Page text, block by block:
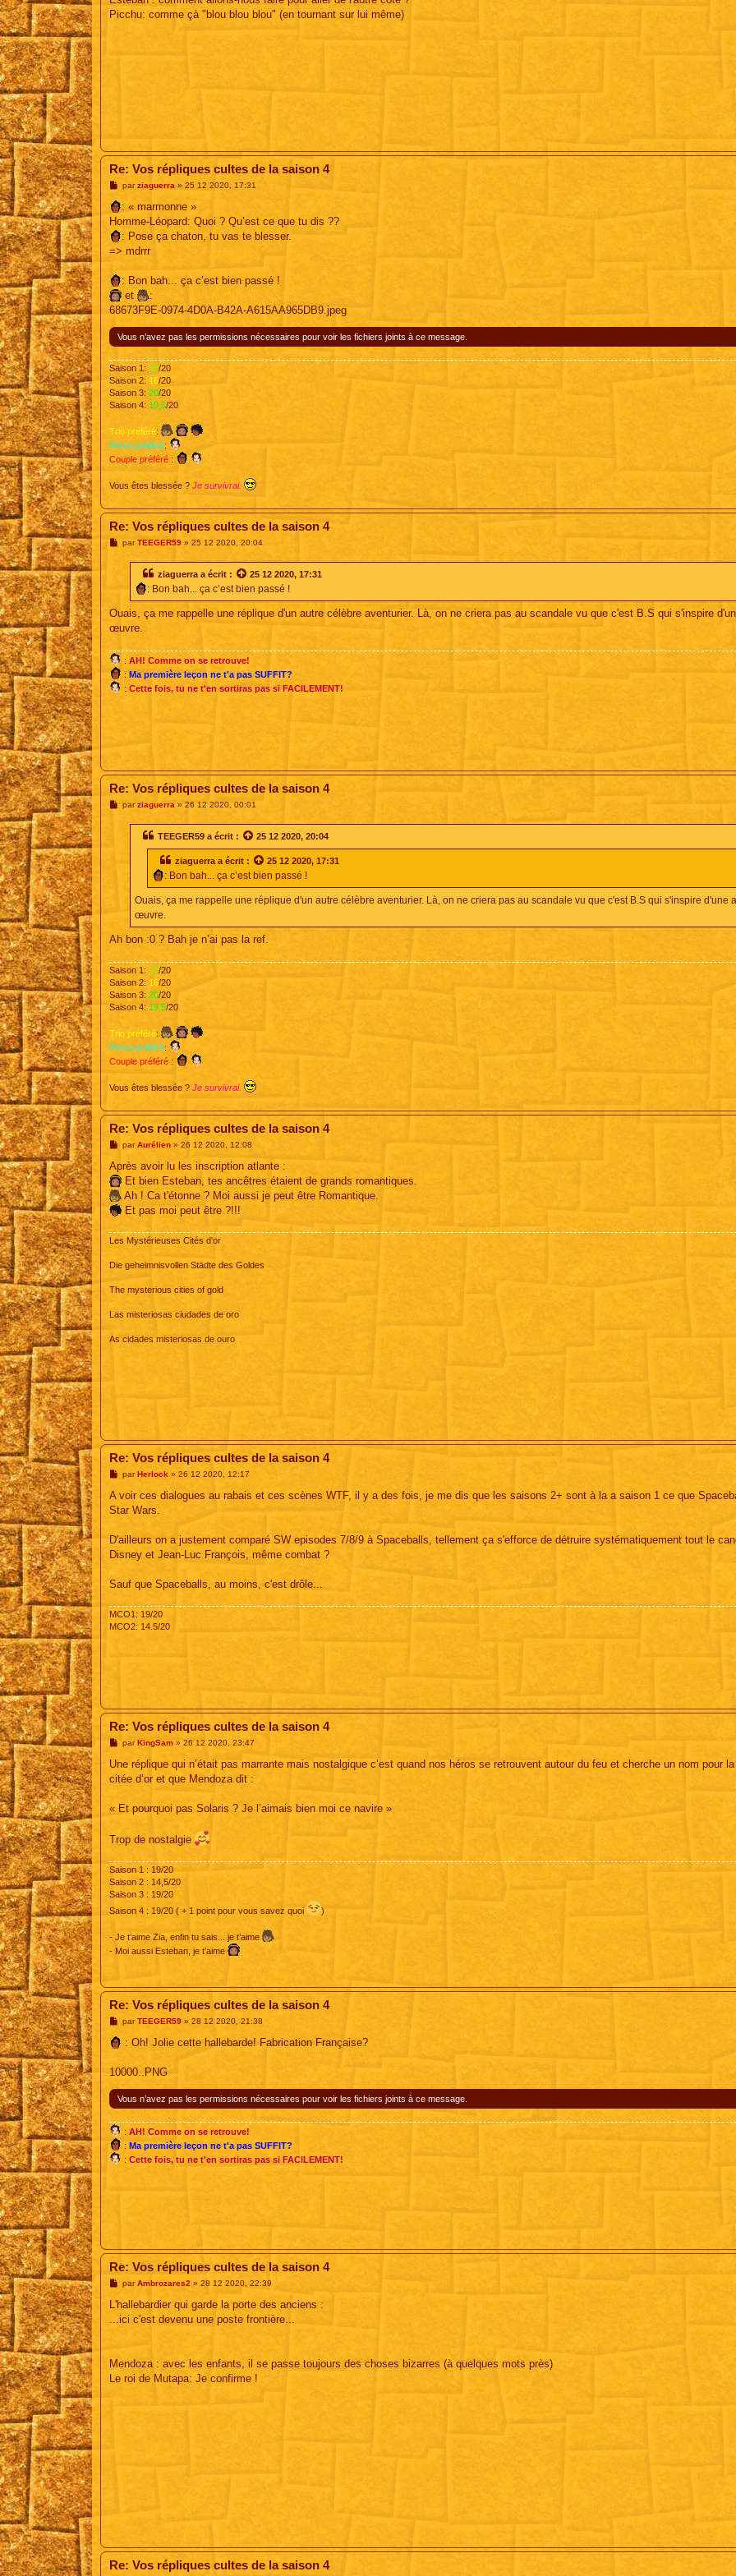
Picchu: comme çà "blou blou blou" (en tournant sur lui même)
Re: Vos répliques cultes de la saison 4
M
s
s
a
g
e
parziaguerra » 25 12 2020, 17:31
: « marmonne »
Homme-Léopard: Quoi ? Qu’est ce que tu dis ??
: Pose ça chaton, tu vas te blesser.
=> mdrrr
: Bon bah... ça c’est bien passé !
et
:
68673F9E-0974-4D0A-B42A-A615AA965DB9.jpeg
Vous n’avez pas les permissions nécessaires pour voir les fichiers joints à ce message.
Saison 1: 18/20
Saison 2: 16/20
Saison 3: 20/20
Saison 4: 19,5/20
Trio préféré:
Perso préféré:
Couple préféré :
Vous êtes blessée ? Je survivrai.
Re: Vos répliques cultes de la saison 4
MparTEEGER59» 25 12 2020, 20:04
ziaguerra a écrit : 25 12 2020, 17:31
: Bon bah... ça c’est bien passé !
Ouais, ça me rappelle une réplique d'un autre célèbre aventurier. Là, on ne criera pas au scandale vu que c'est B.S qui s'inspire
œuvre.
: AH! Comme on se retrouve!
: Ma première leçon ne t'a pas SUFFIT?
: Cette fois, tu ne t'en sortiras pas si FACILEMENT!
Re: Vos répliques cultes de la saison 4
Mparziaguerra » 26 12 2020, 00:01
TEEGER59 a écrit : 25 12 2020, 20:04
ziaguerra a écrit : 25 12 2020, 17:31
: Bon bah... ça c’est bien passé !
Ouais, ça me rappelle une réplique d'un autre célèbre aventurier. Là, on ne criera pas au scandale vu que c'est B.S qui s'inspire d'une
œuvre.
Ah bon :0 ? Bah je n’ai pas la ref.
Saison 1: 18/20
Saison 2: 16/20
Saison 3: 20/20
Saison 4: 19,5/20
Trio préféré:
Perso préféré:
Couple préféré :
Vous êtes blessée ? Je survivrai.
Re: Vos répliques cultes de la saison 4
M
s
a
g
e
parAurélien» 26 12 2020, 12:08
Après avoir lu les inscription atlante :
Et bien Esteban, tes ancêtres étaient de grands romantiques.
Ah ! Ca t'étonne ? Moi aussi je peut être Romantique.
Et pas moi peut être ?!!!
Les Mystérieuses Cités d'or
Die geheimnisvollen Städte des Goldes
The mysterious cities of gold
Las misteriosas ciudades de oro
As cidades misteriosas de ouro
Re: Vos répliques cultes de la saison 4
M
s
a
par Herlock » 26 12 2020, 12:17
A voir ces dialogues au rabais et ces scènes WTF, il y a des fois, je me dis que les saisons 2+ sont à la a saison 1 ce que
Star Wars.
D'ailleurs on a justement comparé SW episodes 7/8/9 à Spaceballs, tellement ça s'efforce de détruire systématiquement tout le
Disney et Jean-Luc François, même combat ?
Sauf que Spaceballs, au moins, c'est drôle...
MCO1: 19/20
MCO2: 14.5/20
Re: Vos répliques cultes de la saison 4
M
s
a
parKingSam» 26 12 2020, 23:47
Une réplique qui n’était pas marrante mais nostalgique c’est quand nos héros se retrouvent autour du feu et cherche un nom pour
citée d’or et que Mendoza dit :
« Et pourquoi pas Solaris ? Je l’aimais bien moi ce navire »
Trop de nostalgie
Saison 1 : 19/20
Saison 2 : 14,5/20
Saison 3 : 19/20
Saison 4 : 19/20 ( + 1 point pour vous savez quoi
)
- Je t’aime Zia, enfin tu sais... je t’aime
- Moi aussi Esteban, je t’aime
Re: Vos répliques cultes de la saison 4
M
s
s
g
parTEEGER59» 28 12 2020, 21:38
: Oh! Jolie cette hallebarde! Fabrication Française?
10000..PNG
Vous n’avez pas les permissions nécessaires pour voir les fichiers joints à ce message.
: AH! Comme on se retrouve!
: Ma première leçon ne t'a pas SUFFIT?
: Cette fois, tu ne t'en sortiras pas si FACILEMENT!
Re: Vos répliques cultes de la saison 4
M
s
a
parAmbrozares2 » 28 12 2020, 22:39
L'hallebardier qui garde la porte des anciens :
...ici c'est devenu une poste frontière...
Mendoza : avec les enfants, il se passe toujours des choses bizarres (à quelques mots près)
Le roi de Mutapa: Je confirme !
Re: Vos répliques cultes de la saison 4